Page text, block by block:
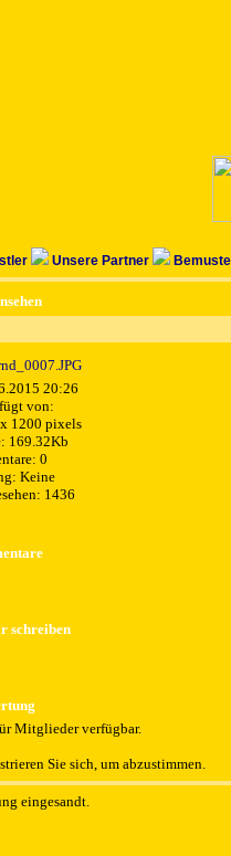
Unsere Partner
20:26
von:
1200 pixels
169.32Kb
0
Keine
1436
schreiben
Mitglieder verfügbar.
Sie sich, um abzustimmen.
eingesandt.